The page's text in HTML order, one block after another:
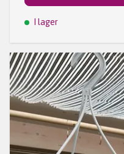
I lager